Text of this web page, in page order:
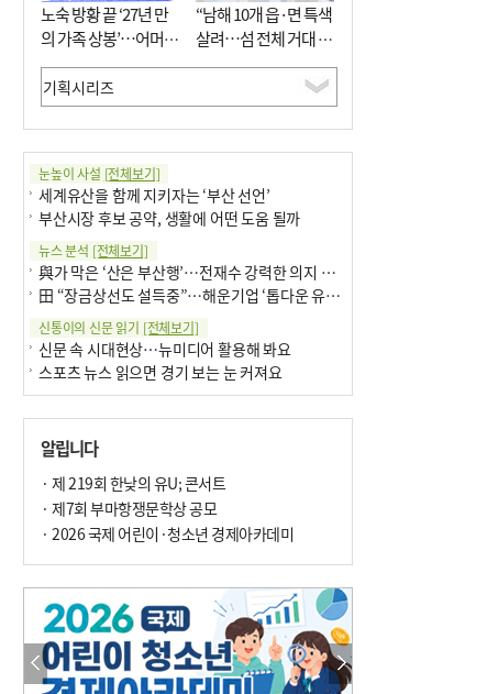
노숙 방황 끝 ‘27년 만
의 가족 상봉’…어머니
와 행복 꿈꿔
“남해 10개 읍·면 특색
살려…섬 전체 거대 정
원으로 조성”
눈높이 사설 [전체보기]
세계유산을 함께 지키자는 ‘부산 선언’
부산시장 후보 공약, 생활에 어떤 도움 될까
뉴스 분석 [전체보기]
與가 막은 ‘산은 부산행’…전재수 강력한 의지 표명 없인 공염불
田 “장금상선도 설득중”…해운기업 ‘톱다운 유치전’ 가속
신통이의 신문 읽기 [전체보기]
신문 속 시대현상…뉴미디어 활용해 봐요
스포츠 뉴스 읽으면 경기 보는 눈 커져요
구·군 승진 축하화분 관행 없애자니 소상공인 울상
팩트체크[전체보기]
의령 한우산 털중나리
한 손 뉴스[전체보기]
시민이 개발한 폭염 대응 앱 ‘그늘로’ 길안내 지도 등 인기
골목 맛집 발굴 고메 셀렉션…부산시, 페스티벌 시월 연계
알립니다
· 제 219회 한낮의 유U; 콘서트
· 제7회 부마항쟁문학상 공모
· 2026 국제 어린이·청소년 경제아카데미